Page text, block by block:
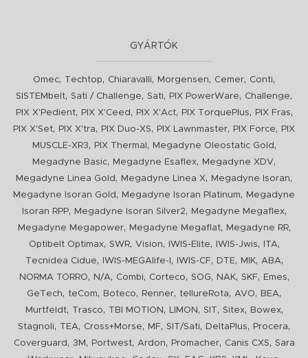
GYÁRTÓK
Omec, Techtop, Chiaravalli, Morgensen, Cemer, Conti,
SISTEMbelt, Sati / Challenge, Sati, PIX PowerWare, Challenge,
PIX X'Pedient, PIX X'Ceed , PIX X'Act, PIX TorquePlus, PIX Fras,
PIX X'Set, PIX X'tra, PIX Duo-XS, PIX Lawnmaster, PIX Force,
PIX
MUSCLE-XR3, PIX Thermal , Megadyne Oleostatic Gold ,
Megadyne Basic, Megadyne Esaflex, Megadyne XDV,
Megadyne Linea Gold , Megadyne Linea X, Megadyne Isoran,
Megadyne Isoran Gold , Megadyne Isoran Platinum,
Megadyne
Isoran RPP, Megadyne Isoran Silver2, Megadyne Megaflex,
Megadyne Megapower, Megadyne Megaflat, Megadyne RR,
Optibelt Optimax, SWR, Vision, IWIS-Elite, IWIS-Jwis, ITA,
Tecnidea Cidue, IWIS-MEGAlife-I , IWIS-CF, DTE, MIK, ABA,
NORMA TORRO, N/A, Combi, Corteco, SOG, NAK, SKF, Emes,
GeTech, teCom, Boteco, Renner, tellureRota, AVO, BEA,
Murtfeldt, Trasco, TBI MOTION , LIMON , SIT, Sitex, Bowex,
Stagnoli, TEA, Cross+Morse, MF, SIT/Sati, DeltaPlus, Procera,
Coverguard , 3M , Portwest, Ardon, Promacher, Canis CXS, Sara